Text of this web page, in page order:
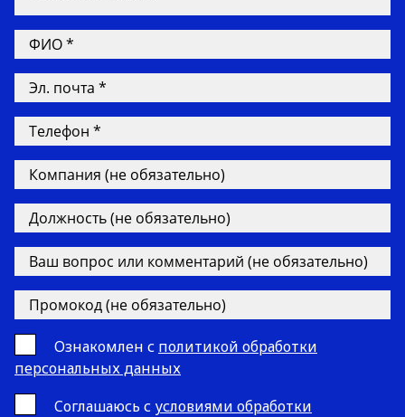
Ознакомлен с политикой обработки
персональных данных
Cоглашаюсь с условиями обработки